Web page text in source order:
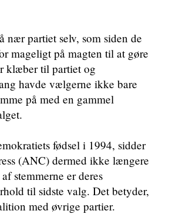
nær partiet selv, som siden de
mageligt på magten til at gøre
klæber til partiet og
havde vælgerne ikke bare
på med en gammel
fødsel i 1994, sidder
(ANC) dermed ikke længere
stemmerne er deres
til sidste valg. Det betyder,
med øvrige partier.